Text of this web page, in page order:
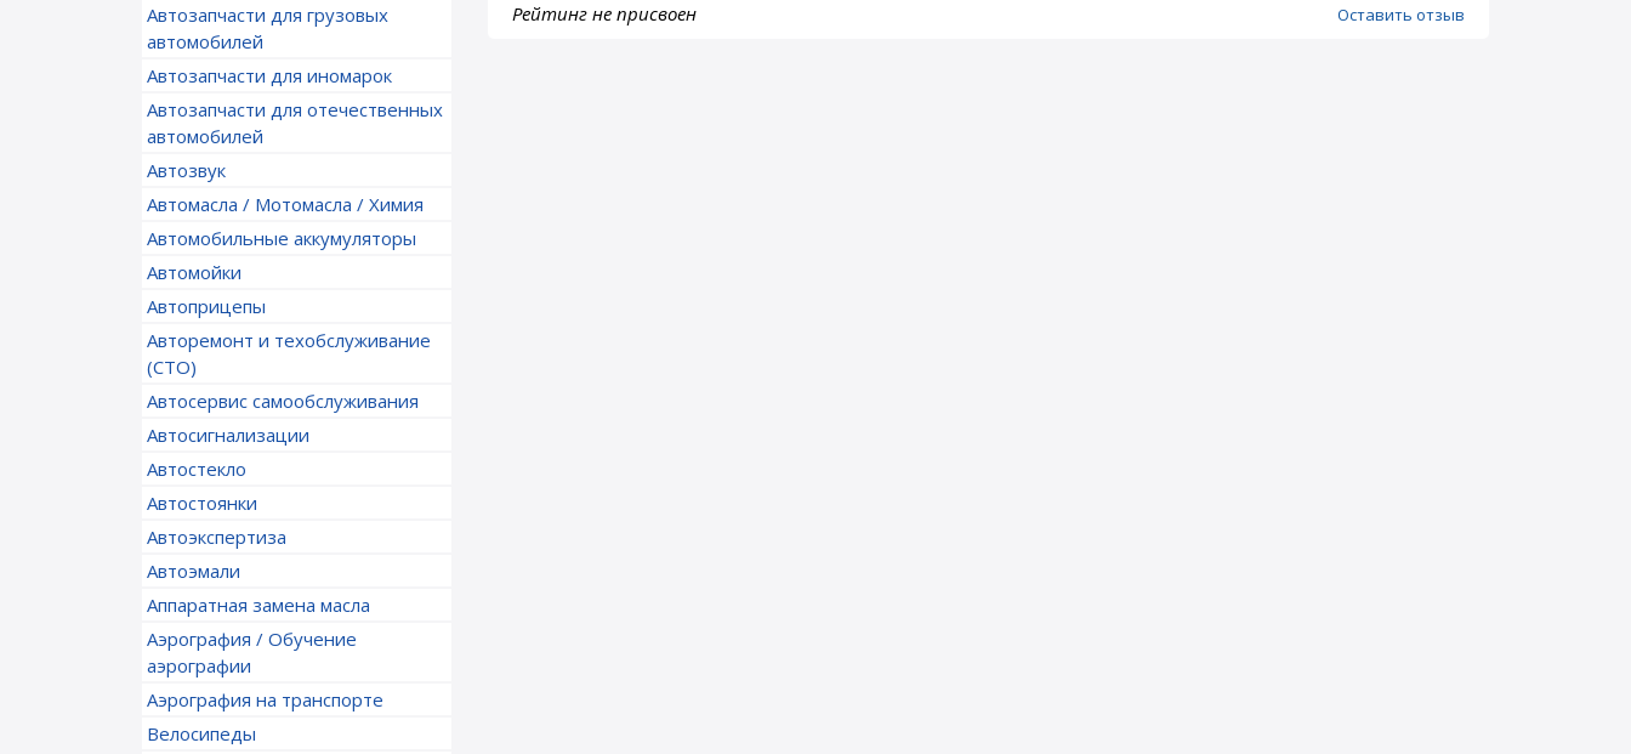
Автозапчасти для грузовых
автомобилей
Автозапчасти для иномарок
Автозапчасти для отечественных
автомобилей
Автозвук
Автомасла / Мотомасла / Химия
Автомобильные аккумуляторы
Автомойки
Автоприцепы
Авторемонт и техобслуживание
(СТО)
Автосервис самообслуживания
Автосигнализации
Автостекло
Автостоянки
Автоэкспертиза
Автоэмали
Аппаратная замена масла
Аэрография / Обучение
аэрографии
Аэрография на транспорте
Велосипеды
Рейтинг не присвоен Оставить отзыв